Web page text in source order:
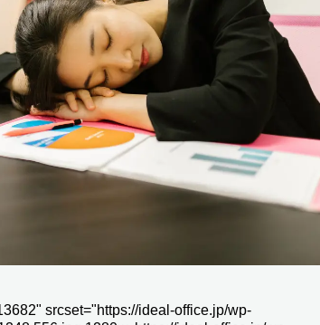
srcset="https://ideal-office.jp/wp-